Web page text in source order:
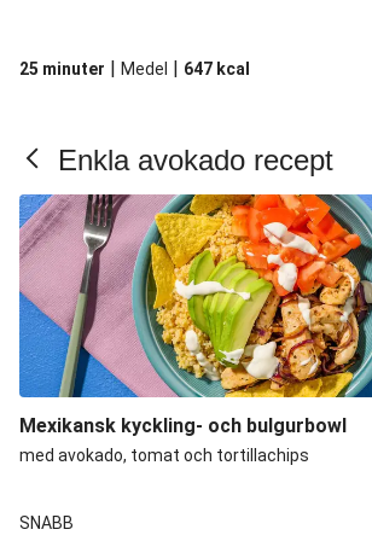
25 minuter | Medel | 647 kcal
Enkla avokado recept
Mexikansk kyckling- och bulgurbowl
med avokado, tomat och tortillachips
SNABB